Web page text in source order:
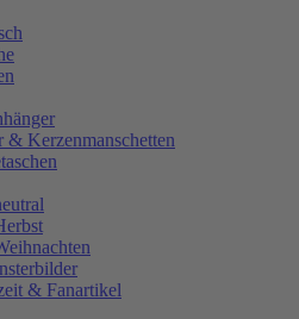
& Kerzenmanschetten
& Fanartikel